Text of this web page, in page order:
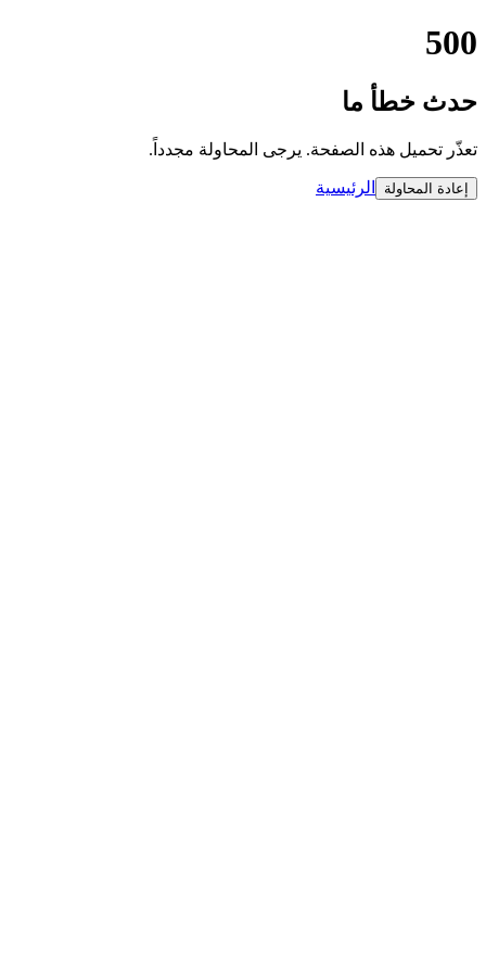
500
حدث خطأ ما
تعذّر تحميل هذه الصفحة. يرجى المحاولة مجدداً.
إعادة المحاولة الرئيسية